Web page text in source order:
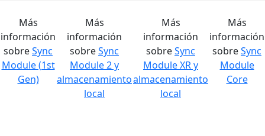
Más
información
sobreSync
Module (1st
Gen)
Más
información
sobreSync
Module 2 y
almacenamiento
local
Más
información
sobreSync
Module XR y
almacenamiento
local
Más
información
sobreSync
Module
Core